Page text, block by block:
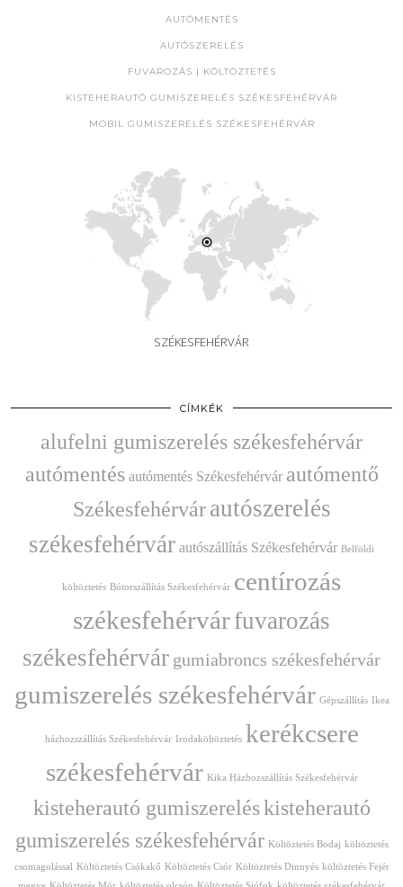
AUTÓMENTÉS
AUTÓSZERELÉS
FUVAROZÁS | KÖLTÖZTETÉS
KISTEHERAUTÓ GUMISZERELÉS SZÉKESFEHÉRVÁR
MOBIL GUMISZERELÉS SZÉKESFEHÉRVÁR
SZÉKESFEHÉRVÁR
CÍMKÉK
alufelni gumiszerelés székesfehérvár
autómentés autómentés Székesfehérvár autómentő
Székesfehérvár autószerelés
székesfehérvár autószállítás Székesfehérvár Belföldi
költöztetés Bútorszállítás Székesfehérvár centírozás
székesfehérvárfuvarozás
székesfehérvár gumiabroncs székesfehérvár
gumiszerelés székesfehérvár Gépszállítás Ikea
házhozszállítás Székesfehérvár Irodaköltöztetés kerékcsere
székesfehérvár Kika Házhozszállítás Székesfehérvár
kisteherautó gumiszereléskisteherautó
gumiszerelés székesfehérvár Költöztetés Bodaj költöztetés
csomagolással Költöztetés Csókakő Költöztetés Csór Költöztetés Dinnyés költöztetés Fejér